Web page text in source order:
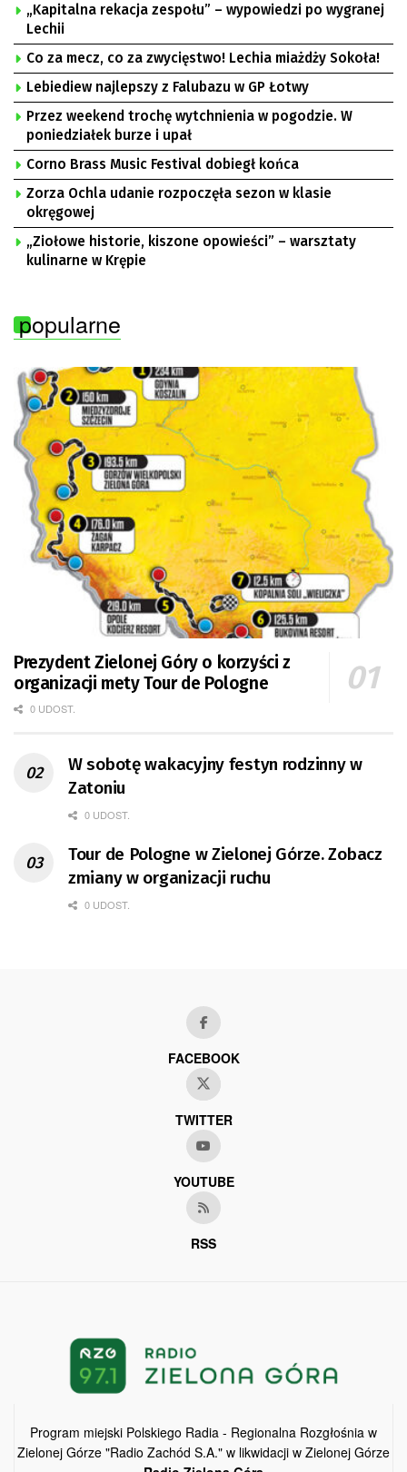
„Kapitalna rekacja zespołu” – wypowiedzi po wygranej
Lechii
Co za mecz, co za zwycięstwo! Lechia miażdży Sokoła!
Lebiediew najlepszy z Falubazu w GP Łotwy
Przez weekend trochę wytchnienia w pogodzie. W
poniedziałek burze i upał
Corno Brass Music Festival dobiegł końca
Zorza Ochla udanie rozpoczęła sezon w klasie
okręgowej
„Ziołowe historie, kiszone opowieści” – warsztaty
kulinarne w Krępie
popularne
Prezydent Zielonej Góry o korzyści z
organizacji mety Tour de Pologne
0 UDOST.
W sobotę wakacyjny festyn rodzinny w
Zatoniu
0 UDOST.
Tour de Pologne w Zielonej Górze. Zobacz
zmiany w organizacji ruchu
0 UDOST.
FACEBOOK
TWITTER
YOUTUBE
RSS
Program miejski Polskiego Radia - Regionalna Rozgłośnia w
Zielonej Górze "Radio Zachód S.A." w likwidacji w Zielonej Górze